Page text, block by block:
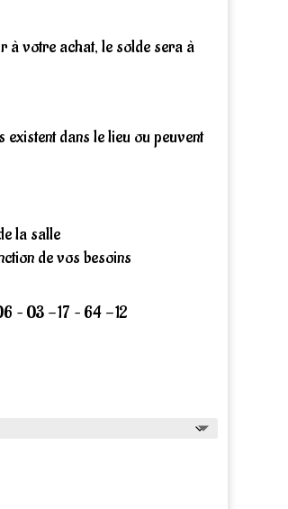
à votre achat, le solde sera à
dans le lieu ou peuvent
la salle
de vos besoins
– 03 -17 – 64 -12